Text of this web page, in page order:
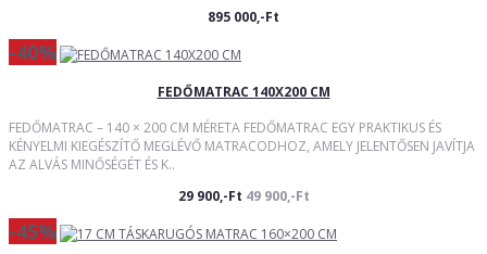
895 000,-Ft
-40%
FEDŐMATRAC 140X200 CM
FEDŐMATRAC – 140 × 200 CM MÉRETA FEDŐMATRAC EGY PRAKTIKUS ÉS
KÉNYELMI KIEGÉSZÍTŐ MEGLÉVŐ MATRACODHOZ, AMELY JELENTŐSEN JAVÍTJA
AZ ALVÁS MINŐSÉGÉT ÉS K..
29 900,-Ft 49 900,-Ft
-45%